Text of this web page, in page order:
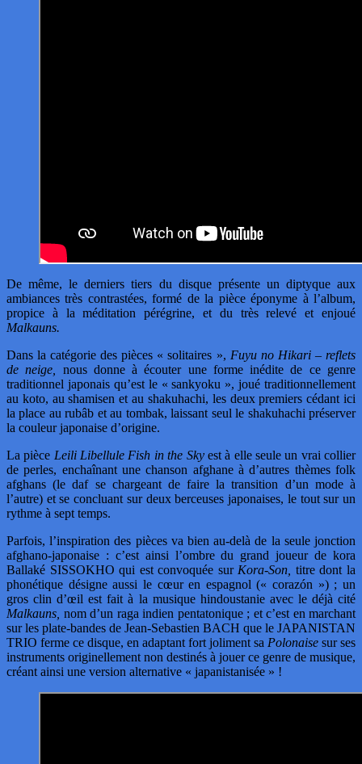
De même, le derniers tiers du disque présente un diptyque aux
ambiances très contrastées, formé de la pièce éponyme à l’album,
propice à la méditation pérégrine, et du très relevé et enjoué
Malkauns.
Dans la catégorie des pièces « solitaires », Fuyu no Hikari – reflets
de neige,
nous donne à écouter une forme inédite de ce genre
traditionnel japonais qu’est le « sankyoku », joué traditionnellement
au koto, au shamisen et au shakuhachi, les deux premiers cédant ici
la place au rubâb et au tombak, laissant seul le shakuhachi préserver
la couleur japonaise d’origine.
La pièce Leili Libellule Fish in the Skyest à elle seule un vrai collier
de perles, enchaînant une chanson afghane à d’autres thèmes folk
afghans (le daf se chargeant de faire la transition d’un mode à
l’autre) et se concluant sur deux berceuses japonaises, le tout sur un
rythme à sept temps.
Parfois, l’inspiration des pièces va bien au-delà de la seule jonction
afghano-japonaise : c’est ainsi l’ombre du grand joueur de kora
Ballaké SISSOKHO qui est convoquée sur Kora-Son, titre dont la
phonétique désigne aussi le cœur en espagnol (« corazón ») ; un
gros clin d’œil est fait à la musique hindoustanie avec le déjà cité
Malkauns, nom d’un raga indien pentatonique ; et c’est en marchant
sur les plate-bandes de Jean-Sebastien BACH que le JAPANISTAN
TRIO ferme ce disque, en adaptant fort joliment sa Polonaise sur ses
instruments originellement non destinés à jouer ce genre de musique,
créant ainsi une version alternative « japanistanisée » !